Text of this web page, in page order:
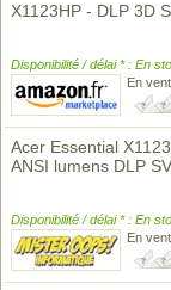
X1123HP - DLP 3D
Disponibilité / délai * : En
En
Acer Essential
ANSI lumens DLP
Disponibilité / délai * : En
En